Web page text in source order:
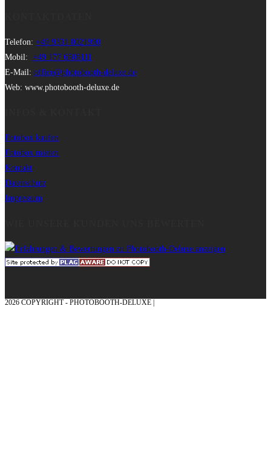
Telefon: +49 9331 8021990
Mobil: +49 177 6506111
E-Mail: office@photobooth-deluxe.de
Web: www.photobooth-deluxe.de
Fotobox kaufen
Fotobox mieten
Kontakt
Datenschutz
Impressum
2026 COPYRIGHT - PHOTOBOOTH-DELUXE |